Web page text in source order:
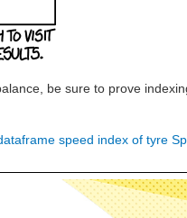
be sure to prove
speed index of tyre